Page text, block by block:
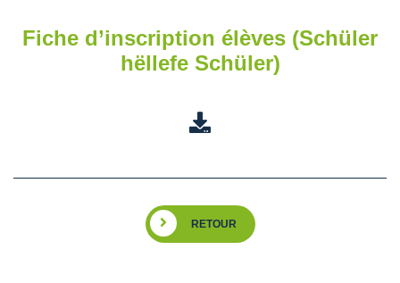
Fiche d’inscription élèves (Schüler
hëllefe Schüler)
RETOUR